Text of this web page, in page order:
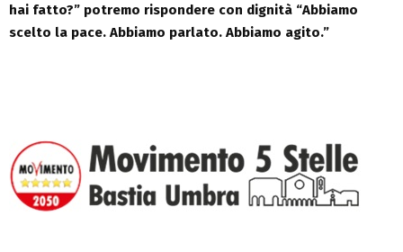
hai fatto?” potremo rispondere con dignità “Abbiamo
scelto la pace. Abbiamo parlato. Abbiamo agito.”